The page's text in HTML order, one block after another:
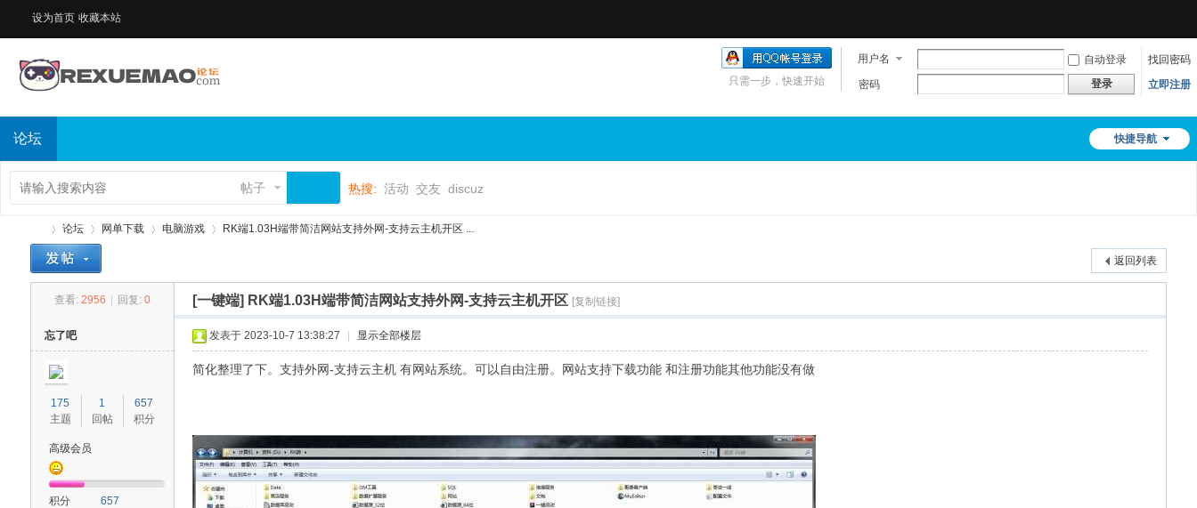
设为首页 收藏本站
用户名 自动登录
找回密码
密码
登录 立即注册
只需一步，快速开始
快捷导航
论坛
帖子 热搜: 活动 交友 discuz
论坛
›
网单下载
›
电脑游戏 RK端1.03H端带简洁网站支持外网-支持云主机开区 ...
返回列表
查看: 2956 回复: 0 [一键端] RK端1.03H端带简洁网站支持外网-支持云主机开区 [复制链接]
忘了吧
175
主题
1
回帖
657
积分
高级会员
积分 657
发表于 2023-10-7 13:38:27 显示全部楼层
简化整理了下。支持外网-支持云主机 有网站系统。可以自由注册。网站支持下载功能 和注册功能其他功能没有做